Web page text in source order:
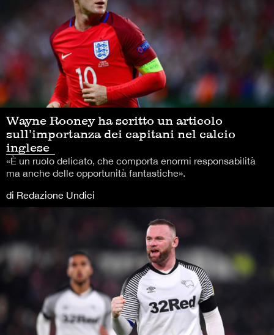
Wayne Rooney ha scritto un articolo
sull’importanza dei capitani nel calcio
inglese
«È un ruolo delicato, che comporta enormi responsabilità
ma anche delle opportunità fantastiche».
di Redazione Undici